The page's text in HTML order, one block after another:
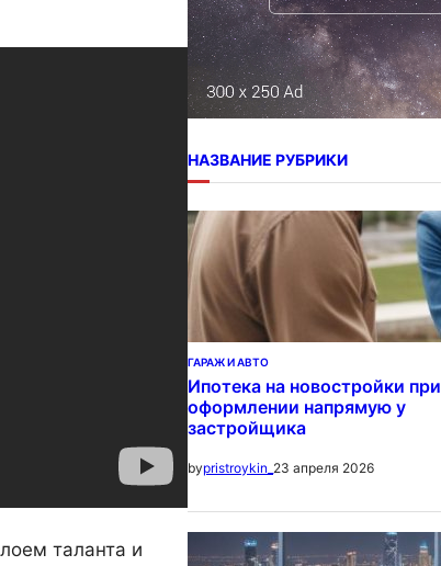
таланта и
НАЗВАНИЕ РУБРИКИ
ГАРАЖ И АВТО
Ипотека на новостройки при
оформлении напрямую у
застройщика
bypristroykin_ 23 апреля 2026